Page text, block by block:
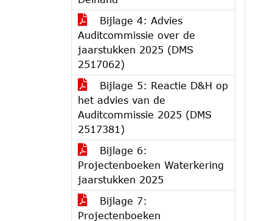
Bijlage 4: Advies
Auditcommissie over de
jaarstukken 2025 (DMS
2517062)
Bijlage 5: Reactie D&H op
het advies van de
Auditcommissie 2025 (DMS
2517381)
Bijlage 6:
Projectenboeken Waterkering
jaarstukken 2025
Bijlage 7:
Projectenboeken